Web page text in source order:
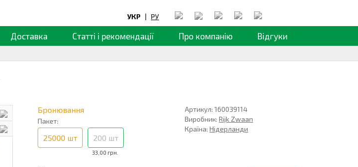
УКР | РУ
Доставка Статті і рекомендації Про компанію Відгуки
Бронювання
Пакет:
25000 шт
33,00 грн.
200 шт
Артикул: 160039114
Виробник:Rijk Zwaan
Країна:Нідерланди